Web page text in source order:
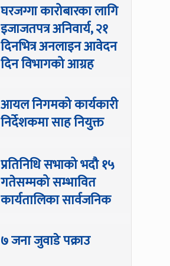
घरजग्गा कारोबारका लागि
इजाजतपत्र अनिवार्य, २१
दिनभित्र अनलाइन आवेदन
दिन विभागको आग्रह
आयल निगमको कार्यकारी
निर्देशकमा साह नियुक्त
प्रतिनिधि सभाको भदौ १५
गतेसम्मको सम्भावित
कार्यतालिका सार्वजनिक
७ जना जुवाडे पक्राउ